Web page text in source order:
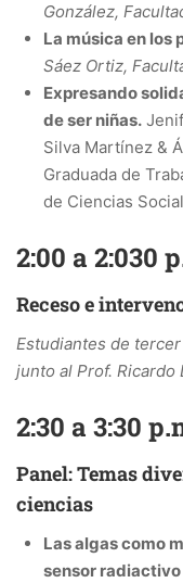
González,
La música en los
Sáez Ortiz,
Expresando
de ser niñas.
Silva Martínez &
Graduada de
de Ciencias
2:00 a 2:030
Receso e
Estudiantes de
junto al Prof. Ricardo
2:30 a 3:30
Panel: Temas
ciencias
Las algas como
sensor radiactivo